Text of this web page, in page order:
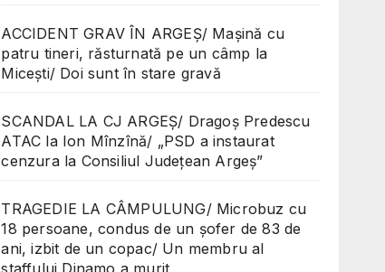
ACCIDENT GRAV ÎN ARGEȘ/ Mașină cu
patru tineri, răsturnată pe un câmp la
Micești/ Doi sunt în stare gravă
SCANDAL LA CJ ARGEȘ/ Dragoș Predescu
ATAC la Ion Mînzînă/ „PSD a instaurat
cenzura la Consiliul Județean Argeș”
TRAGEDIE LA CÂMPULUNG/ Microbuz cu
18 persoane, condus de un șofer de 83 de
ani, izbit de un copac/ Un membru al
staffului Dinamo a murit